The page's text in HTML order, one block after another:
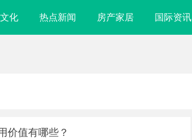
化 热点新闻 房产家居 国际资讯
价值有哪些？